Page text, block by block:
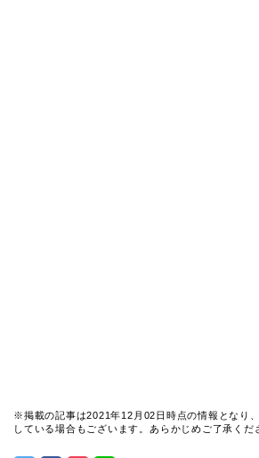
※掲載の記事は2021年12月02日時点の情報となり
している場合もございます。あらかじめご了承くだ